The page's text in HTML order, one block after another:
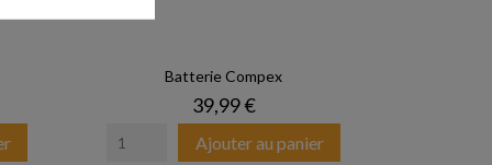
Batterie Compex
Prix
39,99 €
Ajouter au panier